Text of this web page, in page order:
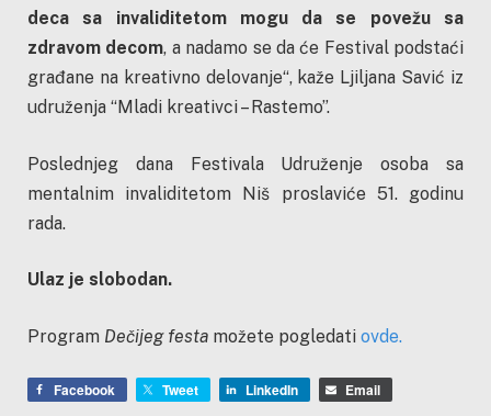
deca sa invaliditetom mogu da se povežu sa
zdravom decom, a nadamo se da će Festival podstaći
građane na kreativno delovanje“, kaže Ljiljana Savić iz
udruženja “Mladi kreativci – Rastemo”.
Poslednjeg dana Festivala Udruženje osoba sa
mentalnim invaliditetom Niš proslaviće 51. godinu
rada.
Ulaz je slobodan.
Program Dečijeg festa možete pogledati ovde.
Facebook Tweet LinkedIn Email